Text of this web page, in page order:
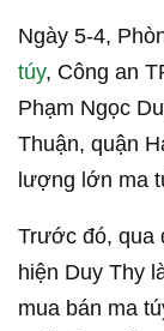
Ngày 5-4,
túy, Công an
Phạm Ngọc
Thuận, quận
lượng lớn ma
Trước đó, qua
hiện Duy Thy
mua bán ma